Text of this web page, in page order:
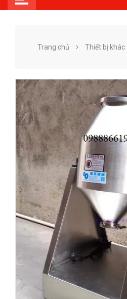
Trang chủ Thiết bị khác